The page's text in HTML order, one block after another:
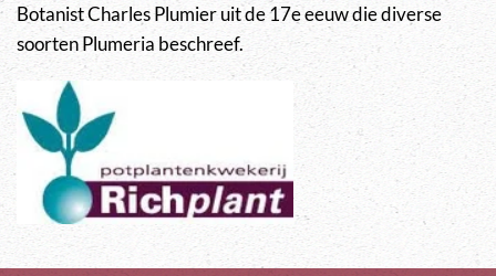
Botanist Charles Plumier uit de 17e eeuw die diverse
soorten Plumeria beschreef.